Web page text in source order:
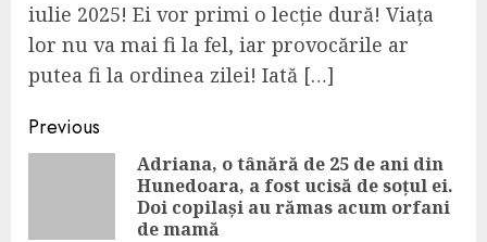
iulie 2025! Ei vor primi o lecție dură! Viața
lor nu va mai fi la fel, iar provocările ar
putea fi la ordinea zilei! Iată […]
Continue
Reading
Previous
Adriana, o tânără de 25 de ani din
Hunedoara, a fost ucisă de soțul ei.
Doi copilași au rămas acum orfani
de mamă